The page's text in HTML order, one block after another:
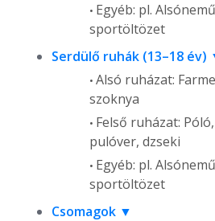
Egyéb: pl.
sportöltözet
Serdülő ruhák (13–18 év)
Alsó ruházat:
szoknya
Felső ruházat:
pulóver, dzseki
Egyéb: pl.
sportöltözet
Csomagok